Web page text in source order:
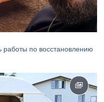
работы по восстановлению